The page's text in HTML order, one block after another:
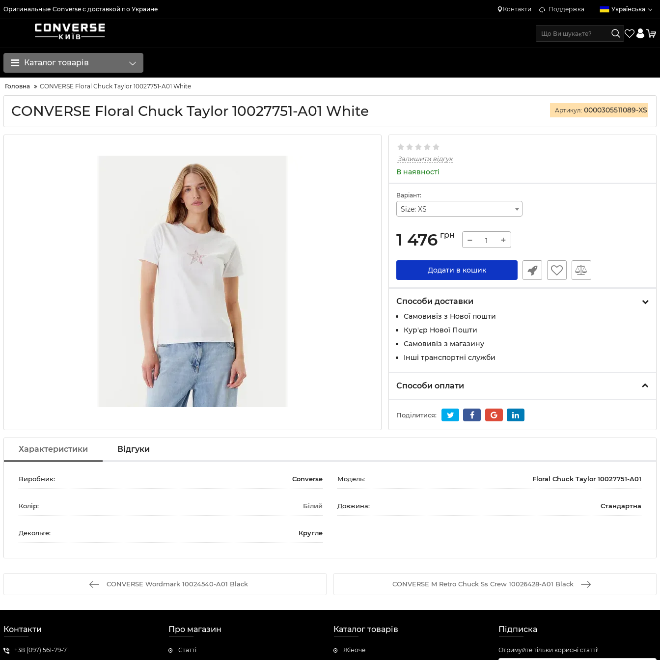
Оригинальные Converse с доставкой по Украине Контакти Поддержка Українська
Каталог товарів
Головна CONVERSE Floral Chuck Taylor 10027751-A01 White
CONVERSE Floral Chuck Taylor 10027751-A01 White Артикул: 0000305511089-XS
Залишити відгук
В наявності
Варіант:
Size: XS
1 476 грн − +
Додати в кошик
Способи доставки
Самовивіз з Нової пошти
Кур'єр Нової Пошти
Самовивіз з магазину
Інші транспортні служби
Способи оплати
Поділитися:
Характеристики Відгуки
Виробник: Converse Модель: Floral Chuck Taylor 10027751-A01
Колір: Білий Довжина: Стандартна
Декольте: Кругле
CONVERSE Wordmark 10024540-A01 Black CONVERSE M Retro Chuck Ss Crew 10026428-A01 Black
Контакти
+38 (097) 561-79-71
Про магазин
Статті
Каталог товарів
Жіноче
Підписка
Отримуйте тільки корисні статті!